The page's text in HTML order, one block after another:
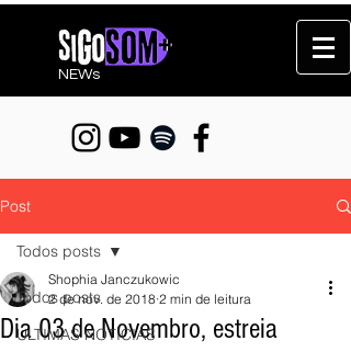
NEWs
Post
Todos posts
ÚLTIMAS NOTÍCIAS
Todos posts
Dia 03 de Novembro, estreia
Shophia Janczukowic
2 de nov. de 2018 2 min de leitura